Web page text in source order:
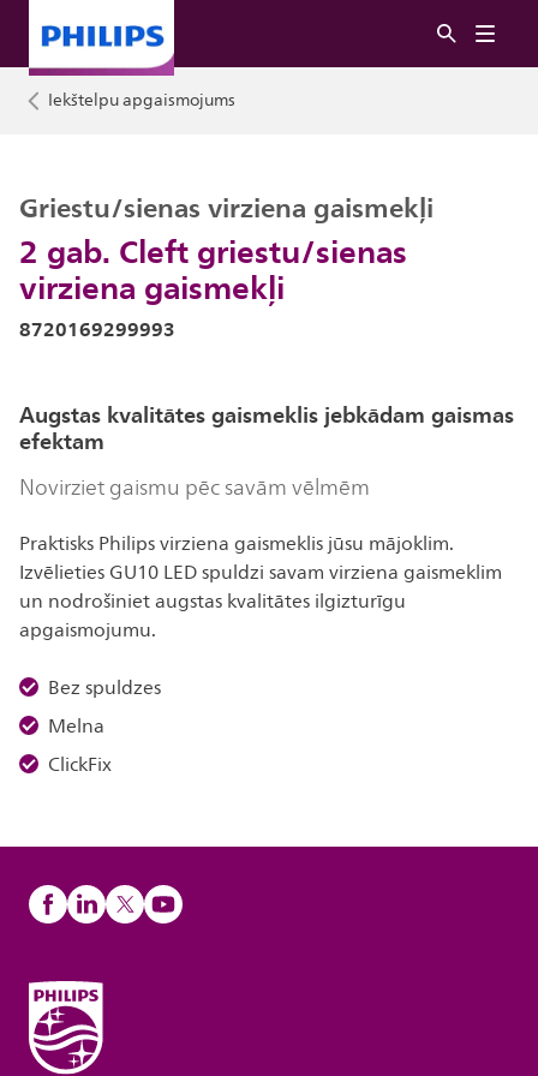
Iekštelpu apgaismojums
2 gab. Cleft griestu/sienas
virziena gaismekļi
Griestu/sienas virziena gaismekļi
8720169299993
Augstas kvalitātes gaismeklis jebkādam gaismas
efektam
Novirziet gaismu pēc savām vēlmēm
Praktisks Philips virziena gaismeklis jūsu mājoklim.
Izvēlieties GU10 LED spuldzi savam virziena gaismeklim
un nodrošiniet augstas kvalitātes ilgizturīgu
apgaismojumu.
Bez spuldzes
Melna
ClickFix